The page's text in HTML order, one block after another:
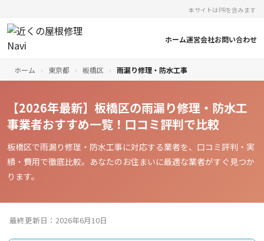
本サイトはPRを含みます
ホーム運営会社お問い合わせ
ホーム › 東京都 › 板橋区 › 雨漏り修理・防水工事
【2026年最新】板橋区の雨漏り修理・防水工
事業者おすすめ一覧！口コミ評判で比較
板橋区で雨漏り修理・防水工事に対応する業者を、口コミ評判・実
績・費用で徹底比較。あなたのお住まいに最適な業者がすぐ見つか
ります。
最終更新日：2026年6月10日